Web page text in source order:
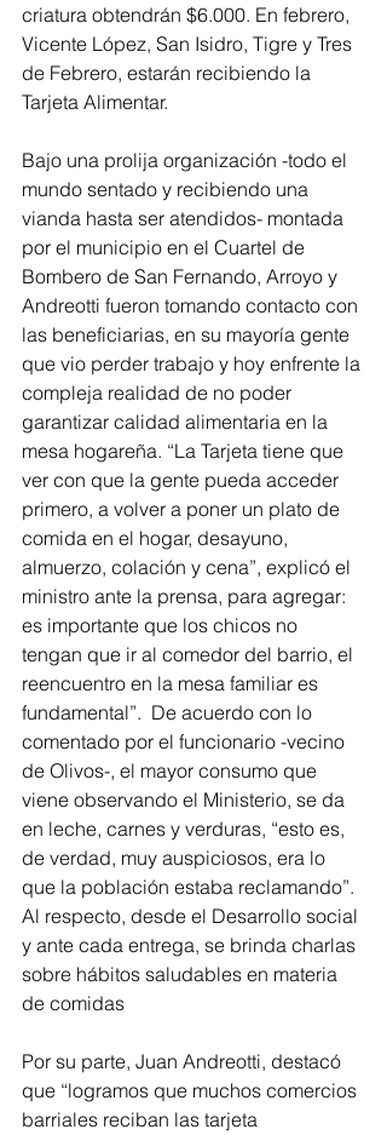
criatura obtendrán $6.000. En febrero,
Vicente López, San Isidro, Tigre y Tres
de Febrero, estarán recibiendo la
Tarjeta Alimentar.
Bajo una prolija organización -todo el
mundo sentado y recibiendo una
vianda hasta ser atendidos- montada
por el municipio en el Cuartel de
Bombero de San Fernando, Arroyo y
Andreotti fueron tomando contacto con
las beneficiarias, en su mayoría gente
que vio perder trabajo y hoy enfrente la
compleja realidad de no poder
garantizar calidad alimentaria en la
mesa hogareña. “La Tarjeta tiene que
ver con que la gente pueda acceder
primero, a volver a poner un plato de
comida en el hogar, desayuno,
almuerzo, colación y cena”, explicó el
ministro ante la prensa, para agregar:
es importante que los chicos no
tengan que ir al comedor del barrio, el
reencuentro en la mesa familiar es
fundamental”.  De acuerdo con lo
comentado por el funcionario -vecino
de Olivos-, el mayor consumo que
viene observando el Ministerio, se da
en leche, carnes y verduras, “esto es,
de verdad, muy auspiciosos, era lo
que la población estaba reclamando”.
Al respecto, desde el Desarrollo social
y ante cada entrega, se brinda charlas
sobre hábitos saludables en materia
de comidas
Por su parte, Juan Andreotti, destacó
que “logramos que muchos comercios
barriales reciban las tarjeta